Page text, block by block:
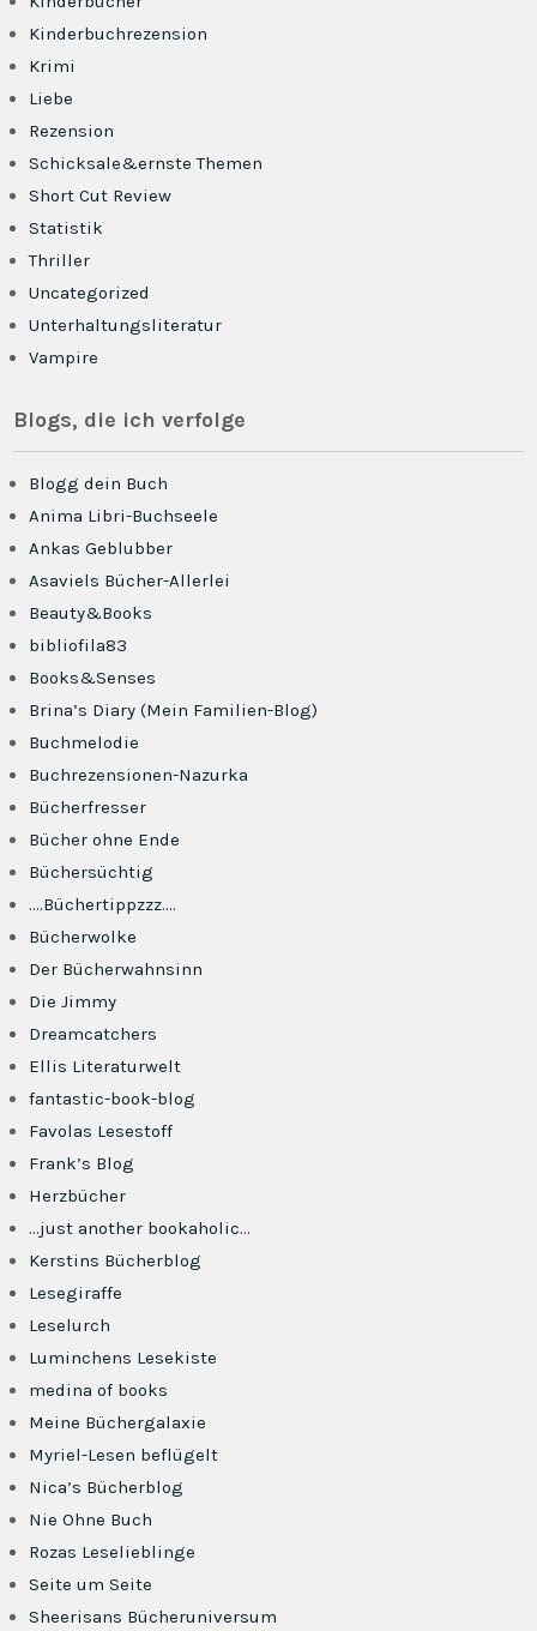
Kinderbuchrezension
Krimi
Liebe
Rezension
Schicksale&ernste Themen
Short Cut Review
Statistik
Thriller
Uncategorized
Unterhaltungsliteratur
Vampire
Blogs, die ich verfolge
Blogg dein Buch
Anima Libri-Buchseele
Ankas Geblubber
Asaviels Bücher-Allerlei
Beauty&Books
bibliofila83
Books&Senses
Brina’s Diary (Mein Familien-Blog)
Buchmelodie
Buchrezensionen-Nazurka
Bücherfresser
Bücher ohne Ende
Büchersüchtig
….Büchertippzzz….
Bücherwolke
Der Bücherwahnsinn
Die Jimmy
Dreamcatchers
Ellis Literaturwelt
fantastic-book-blog
Favolas Lesestoff
Frank’s Blog
Herzbücher
…just another bookaholic…
Kerstins Bücherblog
Lesegiraffe
Leselurch
Luminchens Lesekiste
medina of books
Meine Büchergalaxie
Myriel-Lesen beflügelt
Nica’s Bücherblog
Nie Ohne Buch
Rozas Leselieblinge
Seite um Seite
Sheerisans Bücheruniversum